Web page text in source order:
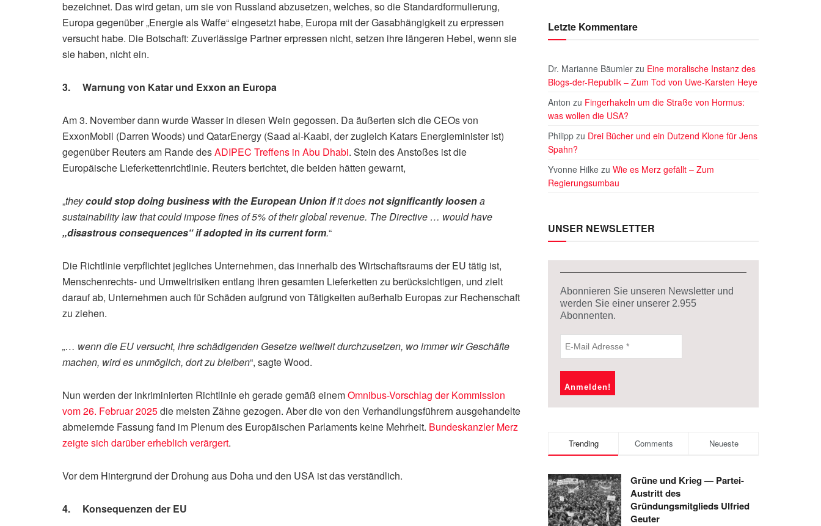
bezeichnet. Das wird getan, um sie von Russland abzusetzen, welches, so die Standardformulierung,
Europa gegenüber „Energie als Waffe“ eingesetzt habe, Europa mit der Gasabhängigkeit zu erpressen
versucht habe. Die Botschaft: Zuverlässige Partner erpressen nicht, setzen ihre längeren Hebel, wenn sie
sie haben, nicht ein.
3. Warnung von Katar und Exxon an Europa
Am 3. November dann wurde Wasser in diesen Wein gegossen. Da äußerten sich die CEOs von
ExxonMobil (Darren Woods) und QatarEnergy (Saad al-Kaabi, der zugleich Katars Energieminister ist)
gegenüber Reuters am Rande desADIPEC Treffens in Abu Dhabi. Stein des Anstoßes ist die
Europäische Lieferkettenrichtlinie. Reuters berichtet, die beiden hätten gewarnt,
„theycould stop doing business with the European Unionifit doesnot significantly loosena
sustainability law that could impose fines of 5% of their global revenue. The Directive … would have
„disastrous consequences“ if adopted in its current form.“
Die Richtlinie verpflichtet jegliches Unternehmen, das innerhalb des Wirtschaftsraums der EU tätig ist,
Menschenrechts- und Umweltrisiken entlang ihren gesamten Lieferketten zu berücksichtigen, und zielt
darauf ab, Unternehmen auch für Schäden aufgrund von Tätigkeiten außerhalb Europas zur Rechenschaft
zu ziehen.
„… wenn die EU versucht, ihre schädigenden Gesetze weltweit durchzusetzen, wo immer wir Geschäfte
machen, wird es unmöglich, dort zu bleiben“, sagte Wood.
Nun werden der inkriminierten Richtlinie eh gerade gemäß einemOmnibus-Vorschlag der Kommission
vom 26. Februar 2025die meisten Zähne gezogen. Aber die von den Verhandlungsführern ausgehandelte
abmeiernde Fassung fand im Plenum des Europäischen Parlaments keine Mehrheit. Bundeskanzler Merz
zeigte sich darüber erheblich verärgert.
Vor dem Hintergrund der Drohung aus Doha und den USA ist das verständlich.
4. Konsequenzen der EU
Letzte Kommentare
Dr. Marianne Bäumler zu Eine moralische Instanz des
Blogs-der-Republik – Zum Tod von Uwe-Karsten Heye
Anton zu Fingerhakeln um die Straße von Hormus:
was wollen die USA?
Philipp zu Drei Bücher und ein Dutzend Klone für Jens
Spahn?
Yvonne Hilke zu Wie es Merz gefällt – Zum
Regierungsumbau
UNSER NEWSLETTER
Abonnieren Sie unseren Newsletter und
werden Sie einer unserer 2.955
Abonnenten.
Trending Comments Neueste
Grüne und Krieg — Partei-
Austritt des
Gründungsmitglieds Ulfried
Geuter